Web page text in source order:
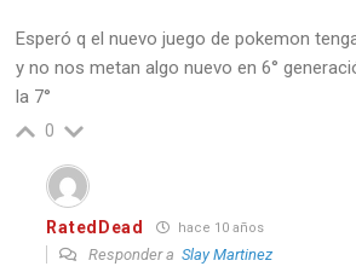
Esperó q el nuevo juego de pokemon
y no nos metan algo nuevo en 6°
la 7°
0
RatedDead hace 10 años
Responder aSlay Martinez